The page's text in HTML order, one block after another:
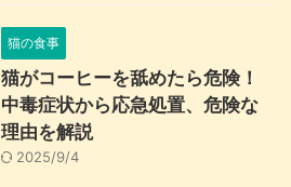
猫の食事
猫がコーヒーを舐めたら危険！
中毒症状から応急処置、危険な
理由を解説
2025/9/4